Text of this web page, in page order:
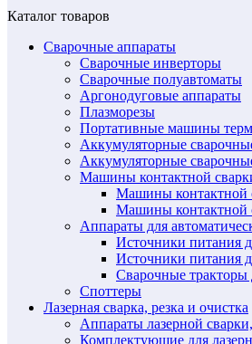
Каталог товаров
Сварочные аппараты
Сварочные инверторы
Сварочные полуавтоматы
Аргонодуговые аппараты
Плазморезы
Портативные машины
Аккумуляторные
Аккумуляторные
Машины контактной
Машины контактной
Машины контактной
Аппараты для
Источники питания
Источники питания
Сварочные тракторы
Споттеры
Лазерная сварка, резка и очистка
Аппараты лазерной
Комплектующие для